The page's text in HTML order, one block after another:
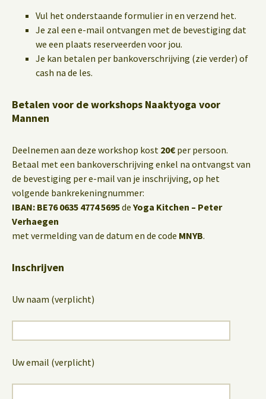
Vul het onderstaande formulier in en verzend het.
Je zal een e-mail ontvangen met de bevestiging dat
we een plaats reserveerden voor jou.
Je kan betalen per bankoverschrijving (zie verder) of
cash na de les.
Betalen voor de workshops Naaktyoga voor
Mannen
Deelnemen aan deze workshop kost 20€ per persoon.
Betaal met een bankoverschrijving enkel na ontvangst van
de bevestiging per e-mail van je inschrijving, op het
volgende bankrekeningnummer:
IBAN: BE76 0635 4774 5695de Yoga Kitchen – Peter
Verhaegen
met vermelding van de datum en de code MNYB.
Inschrijven
Uw naam (verplicht)
Uw email (verplicht)